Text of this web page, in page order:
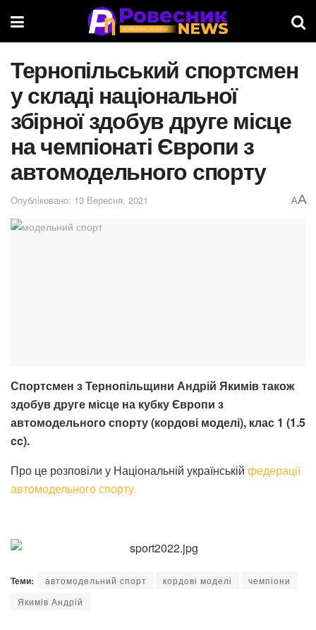
Тернопільський спортсмен
у складі національної
збірної здобув друге місце
на чемпіонаті Європи з
автомодельного спорту
Опубліковано: 13 Вересня, 2021 AA
Спортсмен з Тернопільщини Андрій Якимів також
здобув друге місце на кубку Європи з
автомодельного спорту (кордові моделі), клас 1 (1.5
cc).
Про це розповіли у Національній українській федерації
автомодельного спорту.
Теми: автомодельний спорт кордові моделі
чемпіони
Якимів Андрій